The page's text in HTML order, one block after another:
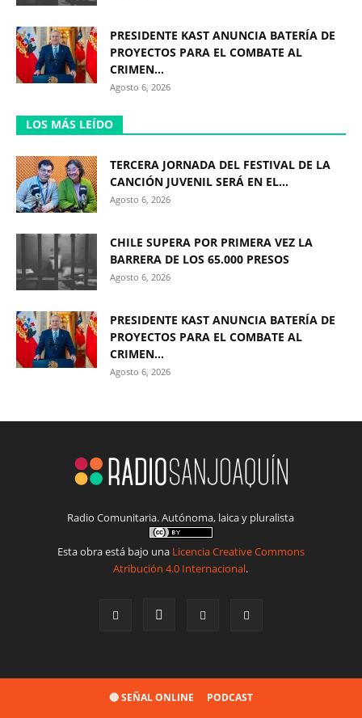
PRESIDENTE KAST ANUNCIA BATERÍA DE
PROYECTOS PARA EL COMBATE AL
CRIMEN...
Agosto 6, 2026
LOS MÁS LEÍDO
TERCERA JORNADA DEL FESTIVAL DE LA
CANCIÓN JUVENIL SERÁ EN EL...
Agosto 6, 2026
CHILE SUPERA POR PRIMERA VEZ LA
BARRERA DE LOS 65.000 PRESOS
Agosto 6, 2026
PRESIDENTE KAST ANUNCIA BATERÍA DE
PROYECTOS PARA EL COMBATE AL
CRIMEN...
Agosto 6, 2026
Radio Comunitaria. Autónoma, laica y pluralista
Esta obra está bajo una Licencia Creative Commons
Atribución 4.0 Internacional.
🔴 SEÑAL ONLINE PODCAST